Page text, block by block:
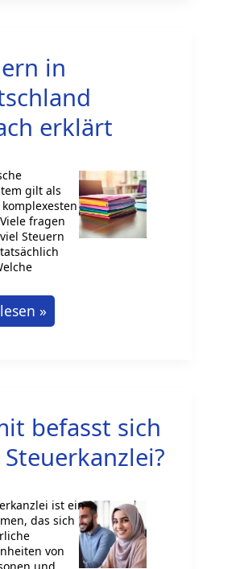
in
erklärt
gilt als
fragen
Steuern
»
befasst sich
ist ein
das sich
von